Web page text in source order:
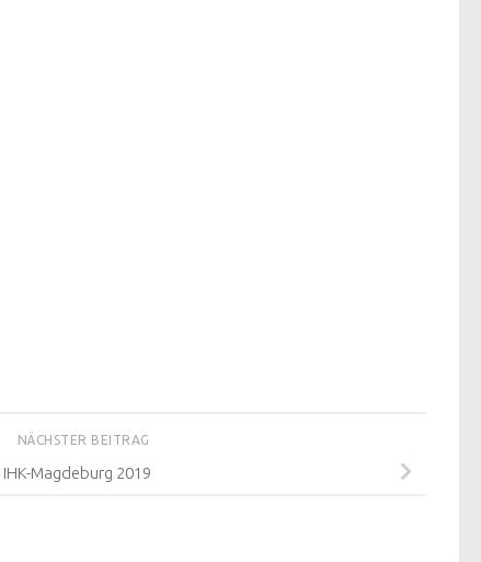
NÄCHSTER BEITRAG
IHK-Magdeburg 2019